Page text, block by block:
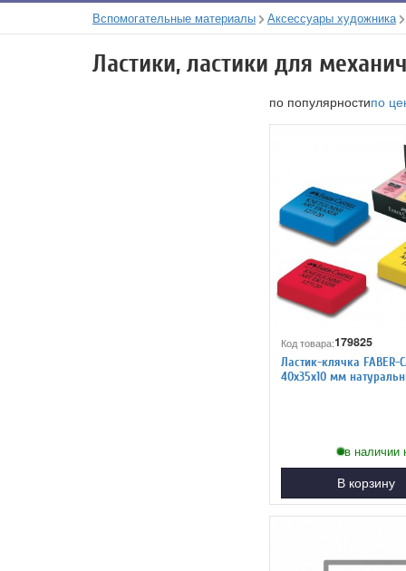
Вспомогательные материалы Аксессуары художника
Ластики, ластики для
по популярностипо
Код товара:179825
Ластик-клячка FABER-
40х35х10 мм
в наличии
В корзину